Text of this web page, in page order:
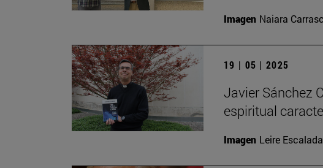
Imagen Naiara
19 | 05 | 2025
Javier Sánchez
espiritual
Imagen Leire Escalada